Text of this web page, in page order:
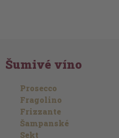
Šumivé víno
Prosecco
Fragolino
Frizzante
Šampanské
Sekt